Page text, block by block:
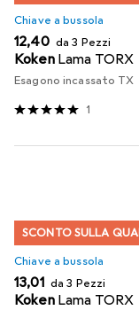
Chiave a bussola
EUR
12,40 da 3 Pezzi
Koken Lama TORX
Esagono incassato TX
1
SCONTO SULLA
Chiave a bussola
EUR
13,01 da 3 Pezzi
Koken Lama TORX